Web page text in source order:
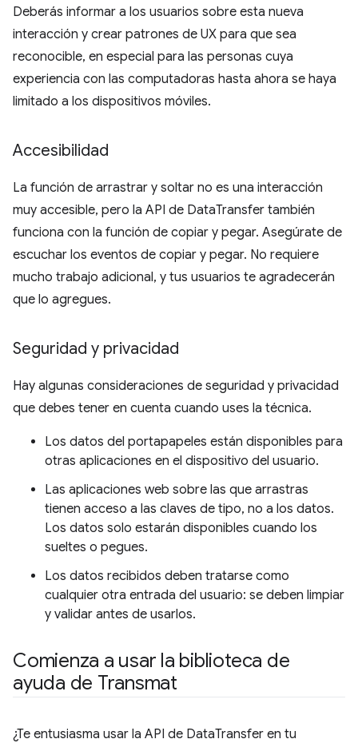
Deberás informar a los usuarios sobre esta nueva
interacción y crear patrones de UX para que sea
reconocible, en especial para las personas cuya
experiencia con las computadoras hasta ahora se haya
limitado a los dispositivos móviles.
Accesibilidad
La función de arrastrar y soltar no es una interacción
muy accesible, pero la API de DataTransfer también
funciona con la función de copiar y pegar. Asegúrate de
escuchar los eventos de copiar y pegar. No requiere
mucho trabajo adicional, y tus usuarios te agradecerán
que lo agregues.
Seguridad y privacidad
Hay algunas consideraciones de seguridad y privacidad
que debes tener en cuenta cuando uses la técnica.
Los datos del portapapeles están disponibles para
otras aplicaciones en el dispositivo del usuario.
Las aplicaciones web sobre las que arrastras
tienen acceso a las claves de tipo, no a los datos.
Los datos solo estarán disponibles cuando los
sueltes o pegues.
Los datos recibidos deben tratarse como
cualquier otra entrada del usuario: se deben limpiar
y validar antes de usarlos.
Comienza a usar la biblioteca de
ayuda de Transmat
¿Te entusiasma usar la API de DataTransfer en tu